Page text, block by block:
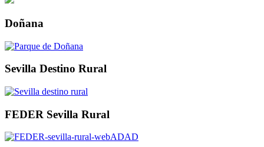
Doñana
Sevilla Destino Rural
FEDER Sevilla Rural